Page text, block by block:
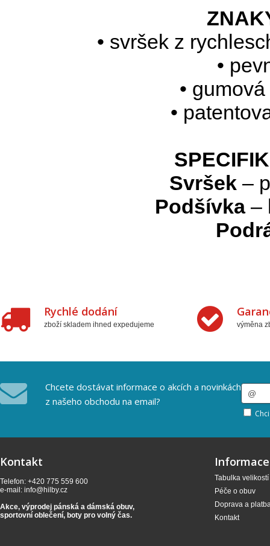
• svršek z
•
•
•
Svršek –
Podšívka –
Rychlé dodání
zboží skladem ihned expedujeme výměna
Chcete dostávat informace o akcích a novinkách
z našeho obchodu na email?
Kontakt
Telefon: +420 775 559 600
e-mail: info@hilby.cz
Akce, výprodej pánská a dámská obuv,
sportovní oblečení, boty pro volný čas.
Informace
Tabulka velikostí
Péče o obuv
Doprava a
Kontakt